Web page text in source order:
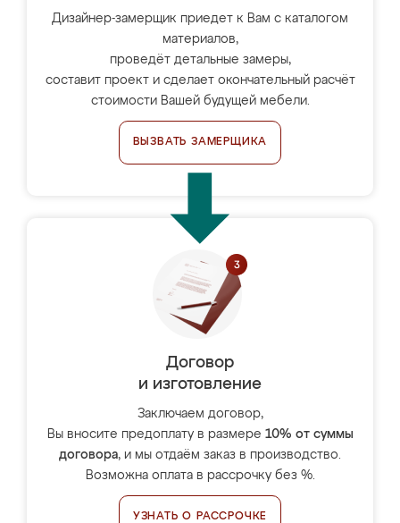
Дизайнер-замерщик приедет к Вам с каталогом
материалов,
проведёт детальные замеры,
составит проект и сделает окончательный расчёт
стоимости Вашей будущей мебели.
ВЫЗВАТЬ ЗАМЕРЩИКА
Договор
и изготовление
Заключаем договор,
Вы вносите предоплату в размере 10% от суммы
договора, и мы отдаём заказ в производство.
Возможна оплата в рассрочку без %.
УЗНАТЬ О РАССРОЧКЕ